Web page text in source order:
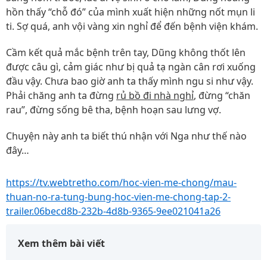
hồn thấy “chỗ đó” của mình xuất hiện những nốt mụn li
ti. Sợ quá, anh vội vàng xin nghỉ để đến bệnh viện khám.
Cầm kết quả mắc bệnh trên tay, Dũng không thốt lên
được câu gì, cảm giác như bị quả tạ ngàn cân rơi xuống
đầu vậy. Chưa bao giờ anh ta thấy mình ngu si như vậy.
Phải chăng anh ta đừng rủ bồ đi nhà nghỉ, đừng “chăn
rau”, đừng sống bê tha, bệnh hoạn sau lưng vợ.
Chuyện này anh ta biết thú nhận với Nga như thế nào
đây…
https://tv.webtretho.com/hoc-vien-me-chong/mau-
thuan-no-ra-tung-bung-hoc-vien-me-chong-tap-2-
trailer.06becd8b-232b-4d8b-9365-9ee021041a26
Xem thêm bài viết